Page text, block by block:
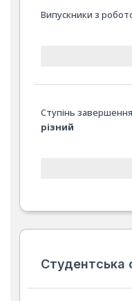
Випускники з
Ступінь
різний
Студентська